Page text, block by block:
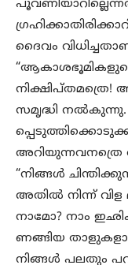
ദൈവം
സമൃദ്ധി നൽകുന്നു.
“നിങ്ങൾ
അതിൽ നിന്ന്
നാമോ? നാം
ണങ്ങിയ
നിങ്ങൾ പലതും